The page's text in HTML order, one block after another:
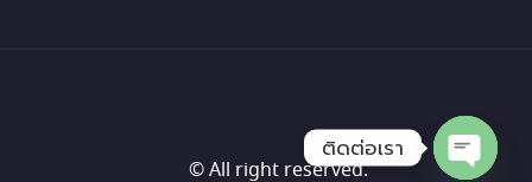
© All right reserved.
ติดต่อเรา